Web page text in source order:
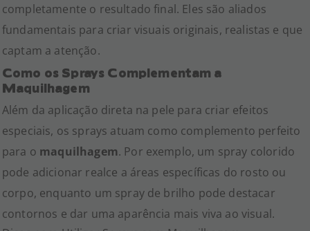
completamente o resultado final. Eles são aliados
fundamentais para criar visuais originais, realistas e que
captam a atenção.
Como os Sprays Complementam a
Maquilhagem
Além da aplicação direta na pele para criar efeitos
especiais, os sprays atuam como complemento perfeito
para o maquilhagem. Por exemplo, um spray colorido
pode adicionar realce a áreas específicas do rosto ou
corpo, enquanto um spray de brilho pode destacar
contornos e dar uma aparência mais viva ao visual.